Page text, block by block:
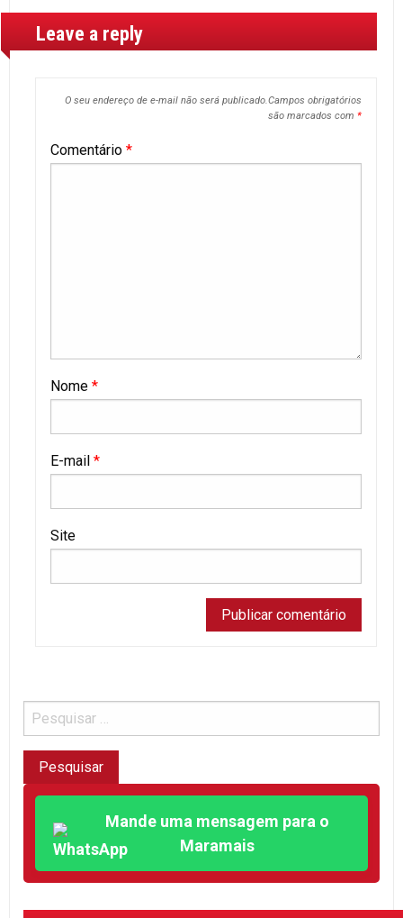
Leave a reply
O seu endereço de e-mail não será publicado.Campos obrigatórios
são marcados com *
Comentário *
Nome *
E-mail *
Site
Mande uma mensagem para o
Maramais